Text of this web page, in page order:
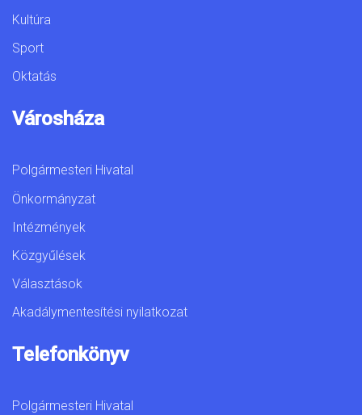
Kultúra
Sport
Oktatás
Városháza
Polgármesteri Hivatal
Önkormányzat
Intézmények
Közgyűlések
Választások
Akadálymentesítési nyilatkozat
Telefonkönyv
Polgármesteri Hivatal